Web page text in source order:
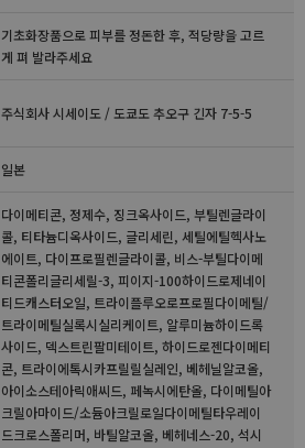
기초화장품으로 피부를 정돈한 후, 적당량을 고르
게 펴 발라주세요
주식회사 시세이도 / 도쿄도 추오구 긴자 7-5-5
일본
다이메티콘, 정제수, 징크옥사이드, 부틸렌글라이
콜, 티타늄디옥사이드, 글리세린, 세틸에틸헥사노
에이트, 다이프로필렌글라이콜, 비스-부틸다이메
티콘폴리글리세릴-3, 피이지-100하이드로제네이
티드캐스터오일, 트라이플루오로프로필다이메틸/
트라이메틸실록시실리케이트, 알루미늄하이드록
사이드, 덱스트린팔미테이트, 하이드로젠다이메티
콘, 트라이에톡시카프릴릴실레인, 베헤닐알코올,
아이소스테아릭애씨드, 페녹시에탄올, 다이메틸아
크릴아마이드/소듐아크릴로일다이메틸타우레이
드크로스폴리머, 바틸알코올, 베헤네스-20, 석시